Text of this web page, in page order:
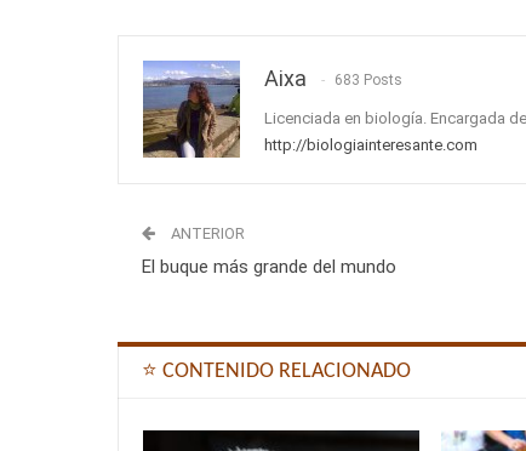
Aixa 683 Posts
Licenciada en biología. Encargada
http://biologiainteresante.com
ANTERIOR
El buque más grande del mundo
⭐ CONTENIDO RELACIONADO